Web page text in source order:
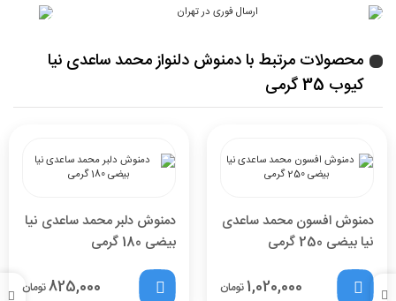
محصولات مرتبط با دمنوش دلنواز محمد ساعدی نیا
کیوب 35 گرمی
دمنوش افسون محمد ساعدی
نیا بیضی 250 گرمی
1,020,000تومان
دمنوش دلبر محمد ساعدی نیا
بیضی 180 گرمی
825,000تومان